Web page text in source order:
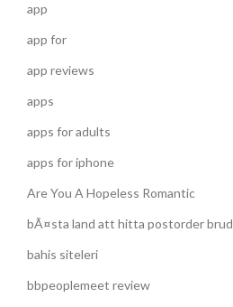
app
app for
app reviews
apps
apps for adults
apps for iphone
Are You A Hopeless Romantic
bÃ¤sta land att hitta postorder brud
bahis siteleri
bbpeoplemeet review